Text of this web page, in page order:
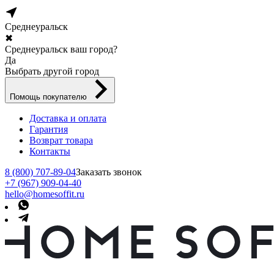
Среднеуральск
✖
Среднеуральск ваш город?
Да
Выбрать другой город
Помощь покупателю
Доставка и оплата
Гарантия
Возврат товара
Контакты
8 (800) 707-89-04Заказать звонок
+7 (967) 909-04-40
hello@homesoffit.ru